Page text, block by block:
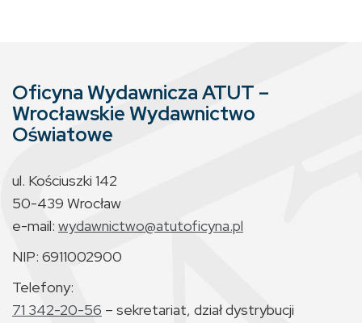
Oficyna Wydawnicza ATUT –
Wrocławskie Wydawnictwo
Oświatowe
ul. Kościuszki 142
50-439 Wrocław
e-mail: wydawnictwo@atutoficyna.pl
NIP: 6911002900
Telefony:
71 342-20-56 – sekretariat, dział dystrybucji